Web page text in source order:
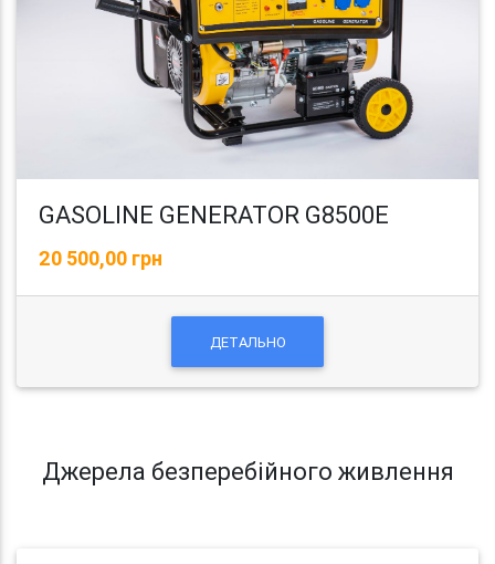
GASOLINE GENERATOR G8500E
20 500,00 грн
ДЕТАЛЬНО
Джерела безперебійного живлення